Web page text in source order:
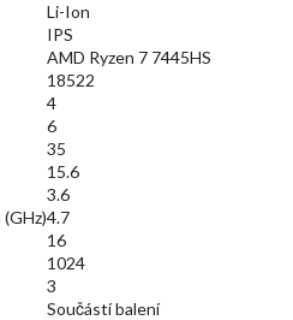
Li-Ion
IPS
AMD Ryzen 7 7445HS
18522
4
6
35
15.6
3.6
4.7
16
1024
3
Součástí balení